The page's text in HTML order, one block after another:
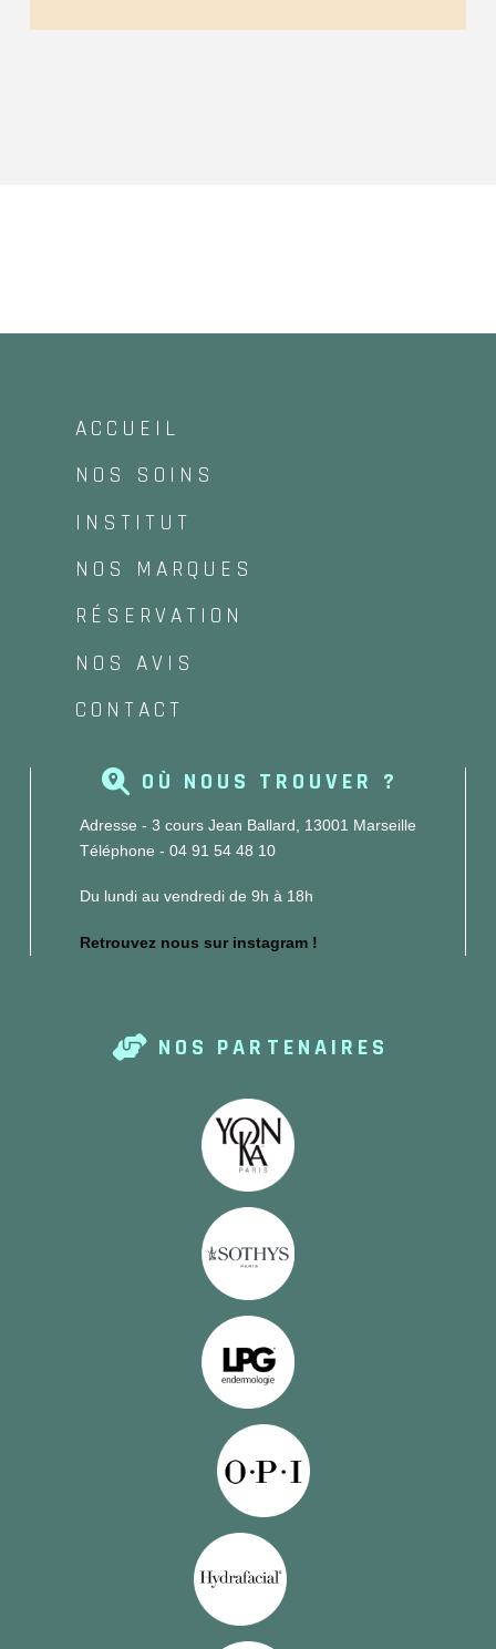
ACCUEIL
NOS SOINS
INSTITUT
NOS MARQUES
RÉSERVATION
NOS AVIS
CONTACT
OÙ NOUS TROUVER ?
Adresse - 3 cours Jean Ballard, 13001 Marseille
Téléphone - 04 91 54 48 10
Du lundi au vendredi de 9h à 18h
Retrouvez nous sur instagram !
NOS PARTENAIRES